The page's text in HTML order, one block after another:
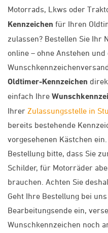
Motorrads, Lkws oder
Kennzeichen für Ihren
zulassen? Bestellen Sie Ihr
online – ohne Anstehen
Oldtimer-Kennzeichen
einfach Ihre
Ihrer Zulassungsstelle in
bereits bestehende
vorgesehenen Kästchen
Bestellung bitte, dass Sie
Schilder, für Motorräder
brauchen. Achten Sie
Geht Ihre Bestellung bei
Bearbeitungsende ein,
Wunschkennzeichen noch